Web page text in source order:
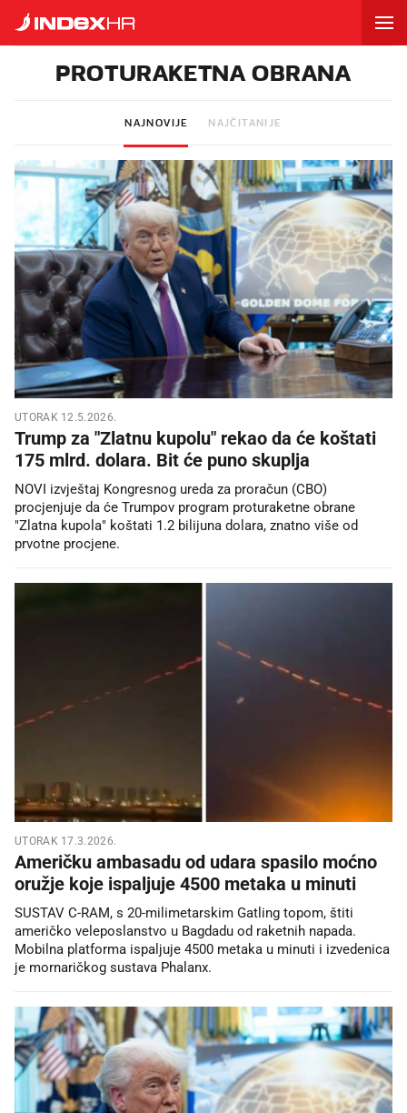
PROTURAKETNA OBRANA
NAJNOVIJE NAJČITANIJE
UTORAK 12.5.2026.
Trump za "Zlatnu kupolu" rekao da će koštati
175 mlrd. dolara. Bit će puno skuplja
NOVI izvještaj Kongresnog ureda za proračun (CBO)
procjenjuje da će Trumpov program proturaketne obrane
"Zlatna kupola" koštati 1.2 bilijuna dolara, znatno više od
prvotne procjene.
UTORAK 17.3.2026.
Američku ambasadu od udara spasilo moćno
oružje koje ispaljuje 4500 metaka u minuti
SUSTAV C-RAM, s 20-milimetarskim Gatling topom, štiti
američko veleposlanstvo u Bagdadu od raketnih napada.
Mobilna platforma ispaljuje 4500 metaka u minuti i izvedenica
je mornaričkog sustava Phalanx.